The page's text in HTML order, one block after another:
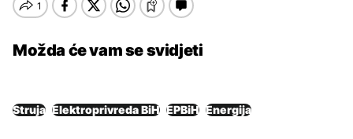
Možda će vam se svidjeti
Struja Elektroprivreda BiH EPBiH Energija